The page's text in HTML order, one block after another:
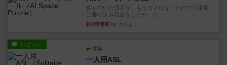
住んでいた惑星が、もうダメになったので宇宙船
に乗り込み脱出をしたが、宇...
約8時間前 by うらまこ
レビュー
充実
一人用ASL